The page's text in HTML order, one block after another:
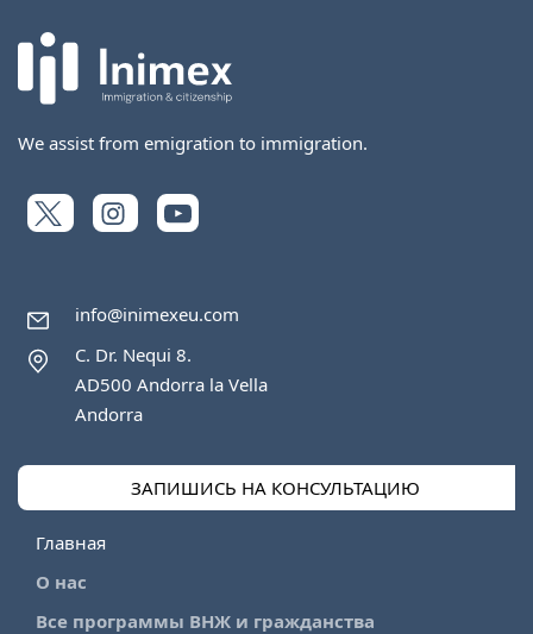
We assist from emigration to immigration.
info@inimexeu.com
C. Dr. Nequi 8.
AD500 Andorra la Vella
Andorra
ЗАПИШИСЬ НА КОНСУЛЬТАЦИЮ
Главная
О нас
Все программы ВНЖ и гражданства